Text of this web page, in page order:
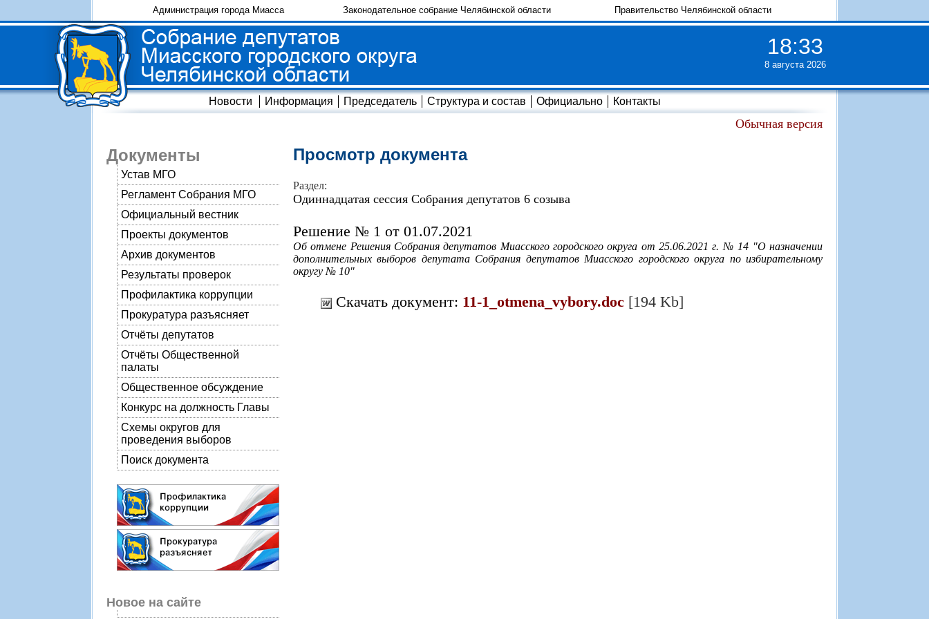
Администрация города Миасса Законодательное собрание Челябинской области Правительство Челябинской области
18:33
8 августа 2026
Новости Информация Председатель Структура и состав Официально Контакты
Обычная версия
Документы
Устав МГО
Регламент Собрания МГО
Официальный вестник
Проекты документов
Архив документов
Результаты проверок
Профилактика коррупции
Прокуратура разъясняет
Отчёты депутатов
Отчёты Общественной
палаты
Общественное обсуждение
Конкурс на должность Главы
Схемы округов для
проведения выборов
Поиск документа
Новое на сайте
Просмотр документа
Раздел:
Одиннадцатая сессия Собрания депутатов 6 созыва
Решение № 1 от 01.07.2021
Об отмене Решения Собрания депутатов Миасского городского округа от 25.06.2021 г. № 14 "О назначении
дополнительных выборов депутата Собрания депутатов Миасского городского округа по избирательному
округу № 10"
Скачать документ: 11-1_otmena_vybory.doc [194 Kb]